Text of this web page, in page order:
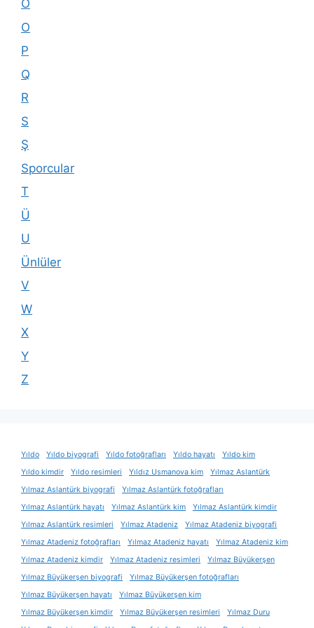
Ö
O
P
Q
R
S
Ş
Sporcular
T
Ü
U
Ünlüler
V
W
X
Y
Z
Yıldo Yıldo biyografi Yıldo fotoğrafları Yıldo hayatı
Yıldo kim
Yıldo kimdir
Yıldo resimleri Yıldız Usmanova kim
Yılmaz Aslantürk
Yılmaz Aslantürk biyografi
Yılmaz Aslantürk fotoğrafları
Yılmaz Aslantürk hayatı
Yılmaz Aslantürk kim
Yılmaz Aslantürk kimdir
Yılmaz Aslantürk resimleri
Yılmaz Atadeniz
Yılmaz Atadeniz biyografi
Yılmaz Atadeniz fotoğrafları
Yılmaz Atadeniz hayatı
Yılmaz Atadeniz kim
Yılmaz Atadeniz kimdir
Yılmaz Atadeniz resimleri
Yılmaz Büyükerşen
Yılmaz Büyükerşen biyografi
Yılmaz Büyükerşen fotoğrafları
Yılmaz Büyükerşen hayatı
Yılmaz Büyükerşen kim
Yılmaz Büyükerşen kimdir
Yılmaz Büyükerşen resimleri
Yılmaz Duru